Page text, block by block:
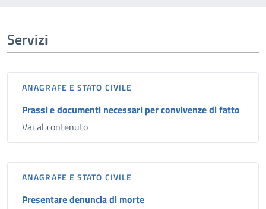
Servizi
ANAGRAFE E STATO CIVILE
Prassi e documenti necessari per convivenze di fatto
Vai al contenuto
ANAGRAFE E STATO CIVILE
Presentare denuncia di morte